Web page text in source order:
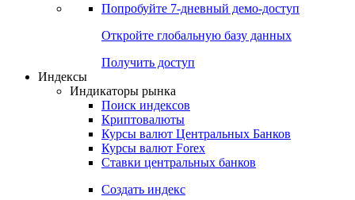
Попробуйте 7-дневный демо-доступ
Откройте глобальную базу данных
Получить доступ
Индексы
Индикаторы рынка
Поиск индексов
Криптовалюты
Курсы валют Центральных Банков
Курсы валют Forex
Ставки центральных банков
Создать индекс